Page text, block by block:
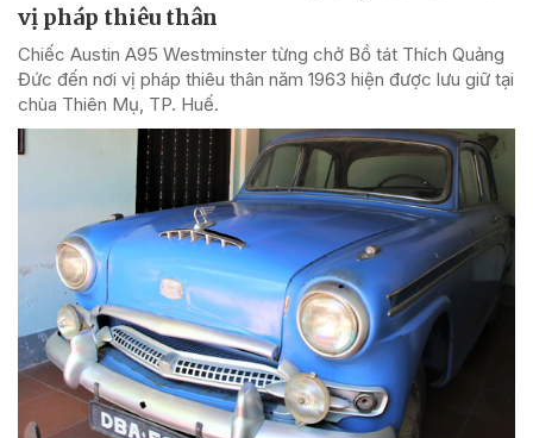
vị pháp thiêu thân
Chiếc Austin A95 Westminster từng chở Bồ tát Thích Quảng
Đức đến nơi vị pháp thiêu thân năm 1963 hiện được lưu giữ tại
chùa Thiên Mụ, TP. Huế.